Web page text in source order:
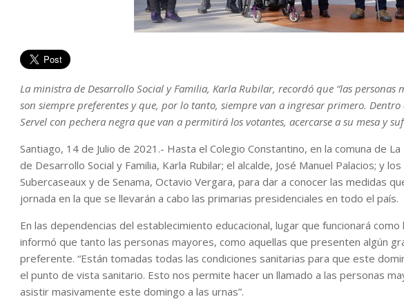
La ministra de Desarrollo Social y Familia, Karla Rubilar, recordó que “las personas
son siempre preferentes y que, por lo tanto, siempre van a ingresar primero.
Servel con pechera negra que van a permitirá los votantes, acercarse a su mesa y
Santiago, 14 de Julio de 2021.- Hasta el Colegio Constantino, en la comuna de
de Desarrollo Social y Familia, Karla Rubilar; el alcalde, José Manuel Palacios; y
Subercaseaux y de Senama, Octavio Vergara, para dar a conocer las medidas
jornada en la que se llevarán a cabo las primarias presidenciales en todo el país.
En las dependencias del establecimiento educacional, lugar que funcionará
informó que tanto las personas mayores, como aquellas que presenten algún
preferente. “Están tomadas todas las condiciones sanitarias para que este
el punto de vista sanitario. Esto nos permite hacer un llamado a las personas
asistir masivamente este domingo a las urnas”.